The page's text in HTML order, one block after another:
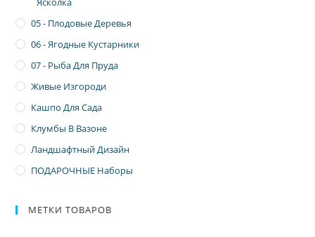
05 - Плодовые Деревья
06 - Ягодные Кустарники
07 - Рыба Для Пруда
Живые Изгороди
Кашпо Для Сада
Клумбы В Вазоне
Ландшафтный Дизайн
ПОДАРОЧНЫЕ Наборы
МЕТКИ ТОВАРОВ